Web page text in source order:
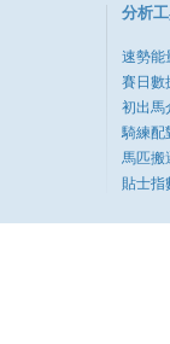
分析
速勢能
賽日數
初出馬
騎練配
馬匹搬
貼士指